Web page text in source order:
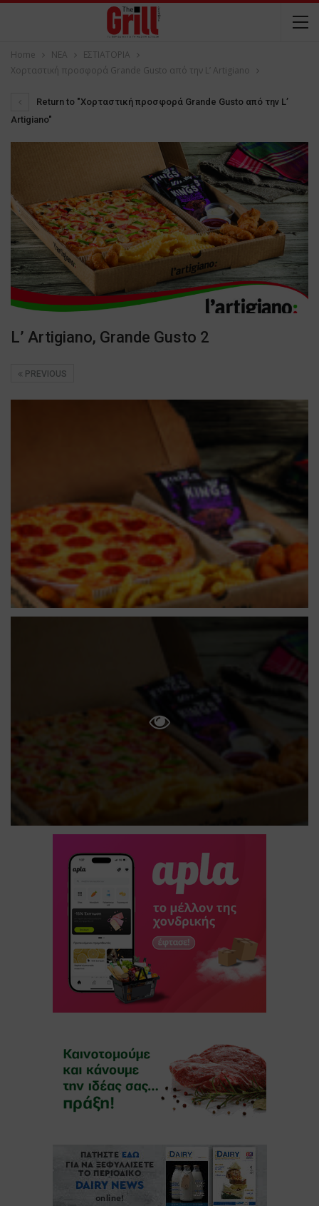
Home NEA
ΕΣΤΙΑΤΟΡΙΑ
Χορταστική προσφορά Grande Gusto από την L’ Artigiano
Return to "Χορταστική προσφορά Grande Gusto από την L’
Artigiano"
L’ Artigiano, Grande Gusto 2
PREVIOUS